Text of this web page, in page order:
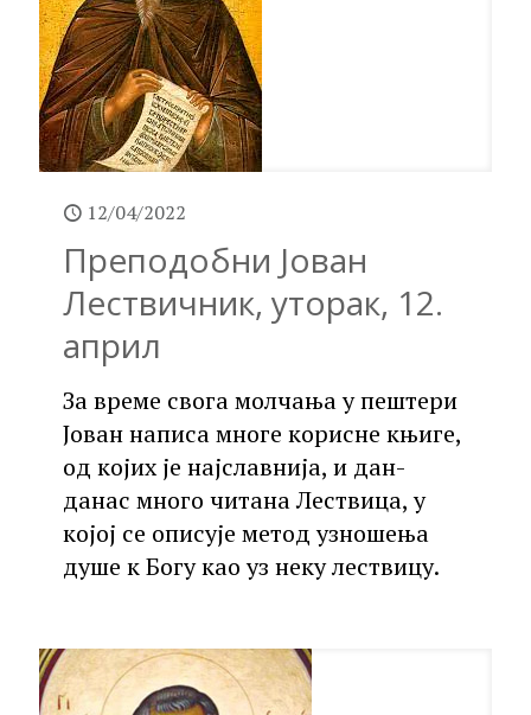
12/04/2022
Преподобни Јован
Лествичник, уторак, 12.
април
За време свога молчања у пештери
Јован написа многе корисне књиге,
од којих је најславнија, и дан-
данас много читана Лествица, у
којој се описује метод узношења
душе к Богу као уз неку лествицу.